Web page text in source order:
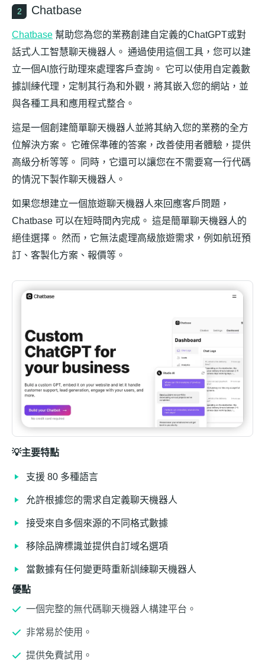
2 Chatbase
Chatbase 幫助您為您的業務創建自定義的ChatGPT或對
話式人工智慧聊天機器人。 通過使用這個工具，您可以建
立一個AI旅行助理來處理客戶查詢。 它可以使用自定義數
據訓練代理，定制其行為和外觀，將其嵌入您的網站，並
與各種工具和應用程式整合。
這是一個創建簡單聊天機器人並將其納入您的業務的全方
位解決方案。 它確保準確的答案，改善使用者體驗，提供
高級分析等等。 同時，它還可以讓您在不需要寫一行代碼
的情況下製作聊天機器人。
如果您想建立一個旅遊聊天機器人來回應客戶問題，
Chatbase 可以在短時間內完成。 這是簡單聊天機器人的
絕佳選擇。 然而，它無法處理高級旅遊需求，例如航班預
訂、客製化方案、報價等。
💡主要特點
支援 80 多種語言
允許根據您的需求自定義聊天機器人
接受來自多個來源的不同格式數據
移除品牌標識並提供自訂域名選項
當數據有任何變更時重新訓練聊天機器人
優點
一個完整的無代碼聊天機器人構建平台。
非常易於使用。
提供免費試用。